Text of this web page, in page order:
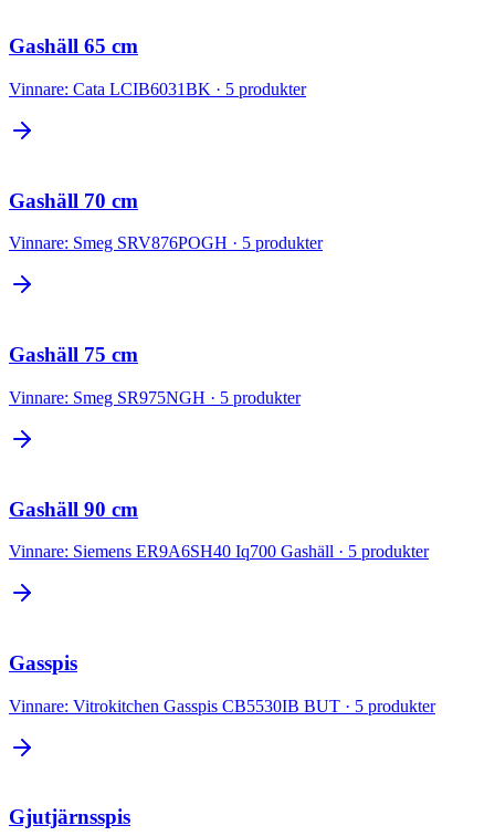
Gashäll 65 cm
Vinnare: Cata LCIB6031BK · 5 produkter
Gashäll 70 cm
Vinnare: Smeg SRV876POGH · 5 produkter
Gashäll 75 cm
Vinnare: Smeg SR975NGH · 5 produkter
Gashäll 90 cm
Vinnare: Siemens ER9A6SH40 Iq700 Gashäll · 5 produkter
Gasspis
Vinnare: Vitrokitchen Gasspis CB5530IB BUT · 5 produkter
Gjutjärnsspis